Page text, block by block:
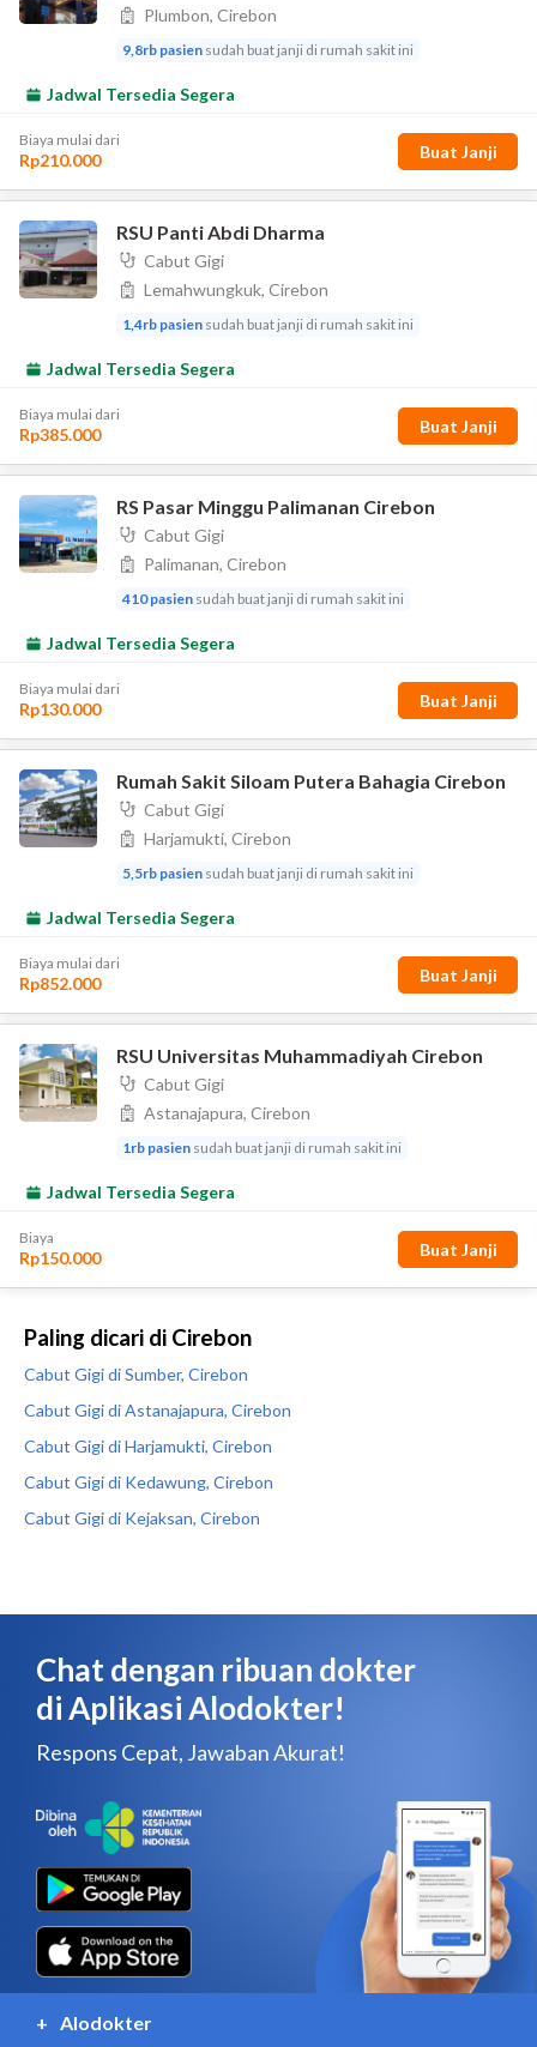
Paling dicari di Cirebon
Cabut Gigi di Sumber, Cirebon
Cabut Gigi di Astanajapura, Cirebon
Cabut Gigi di Harjamukti, Cirebon
Cabut Gigi di Kedawung, Cirebon
Cabut Gigi di Kejaksan, Cirebon